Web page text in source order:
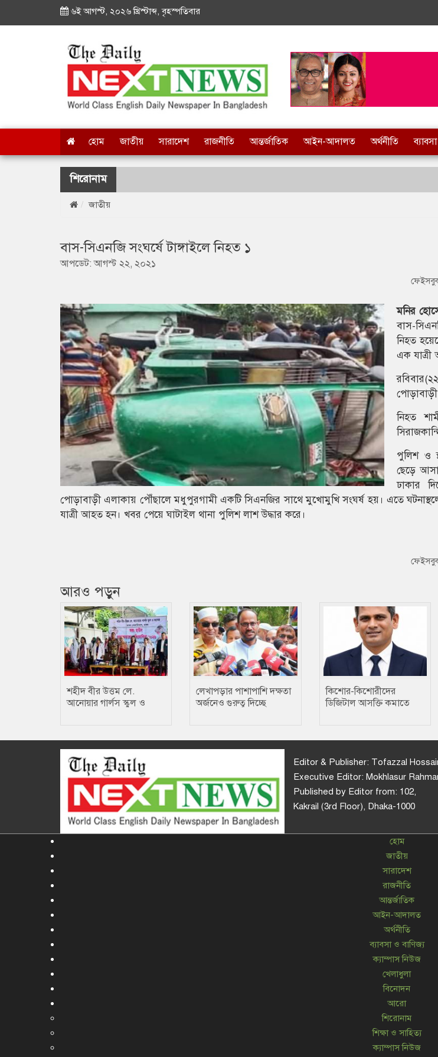
৬ই আগস্ট, ২০২৬ খ্রিস্টাব্দ, বৃহস্পতিবার
হোম জাতীয় সারাদেশ রাজনীতি আন্তর্জাতিক আইন-আদালত অর্থনীতি
শিরোনাম
জাতীয়
বাস-সিএনজি সংঘর্ষে টাঙ্গাইলে নিহত ১
আপডেট: আগস্ট ২২, ২০২১
মনির
বাস-
নিহত
এক যাত্রী
নিহত
পুলিশ ও
ছেড়ে
ঢাকার
পোড়াবাড়ী এলাকায় পৌঁছালে মধুপুরগামী একটি সিএনজির সাথে মুখোমুখি সংঘর্ষ হয়। এতে
যাত্রী আহত হন। খবর পেয়ে ঘাটাইল থানা পুলিশ লাশ উদ্ধার করে।
আরও পড়ুন
শহীদ বীর উত্তম লে.
আনোয়ার গার্লস স্কুল ও
লেখাপড়ার পাশাপাশি দক্ষতা
অর্জনেও গুরুত্ব দিচ্ছে
কিশোর-কিশোরীদের
ডিজিটাল আসক্তি কমাতে
Editor & Publisher: Tofazzal
Executive Editor: Mokhlasur
Published by Editor from: 102,
Kakrail (3rd Floor), Dhaka-1000
হোম
জাতীয়
সারাদেশ
রাজনীতি
আন্তর্জাতিক
আইন-আদালত
অর্থনীতি
ব্যাবসা ও বাণিজ্য
ক্যাম্পাস নিউজ
খেলাধুলা
বিনোদন
আরো
শিরোনাম
শিক্ষা ও সাহিত্য
ক্যাম্পাস নিউজ